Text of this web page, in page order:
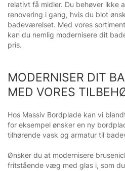
relativt få midler. Du behøver ikke
renovering i gang, hvis du blot
badeværelset. Med vores
kan du nemlig modernisere dit
pris.
MODERNISER DIT
MED VORES
Hos Massiv Bordplade kan vi
for eksempel ønsker en ny
tilhørende vask og armatur til
Ønsker du at modernisere
fritstående væg med glas i, som